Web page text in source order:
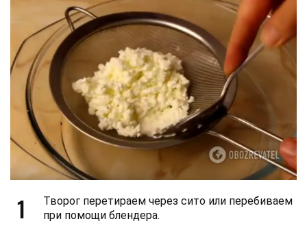
1
Творог перетираем через сито или перебиваем
при помощи блендера.